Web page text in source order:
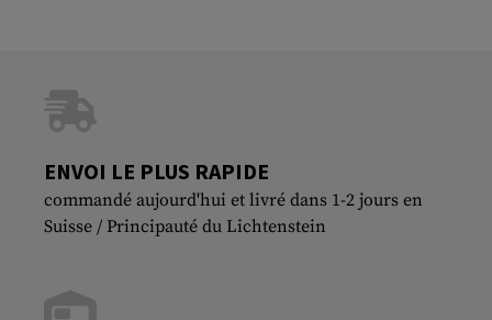
ENVOI LE PLUS RAPIDE
commandé aujourd'hui et livré dans 1-2 jours en
Suisse / Principauté du Lichtenstein